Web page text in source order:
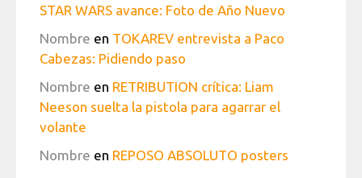
STAR WARS avance: Foto de Año Nuevo
Nombre en TOKAREV entrevista a Paco
Cabezas: Pidiendo paso
Nombre en RETRIBUTION crítica: Liam
Neeson suelta la pistola para agarrar el
volante
Nombre en REPOSO ABSOLUTO posters